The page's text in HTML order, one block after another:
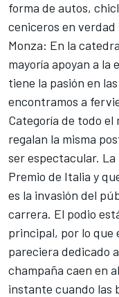
forma de autos,
ceniceros en verdad
Monza: En la
mayoría apoyan a la
tiene la pasión en
encontramos a
Categoría de todo el
regalan la misma
ser espectacular.
Premio de Italia y
es la invasión del
carrera. El podio
principal, por lo que
pareciera dedicado
champaña caen en
instante cuando las